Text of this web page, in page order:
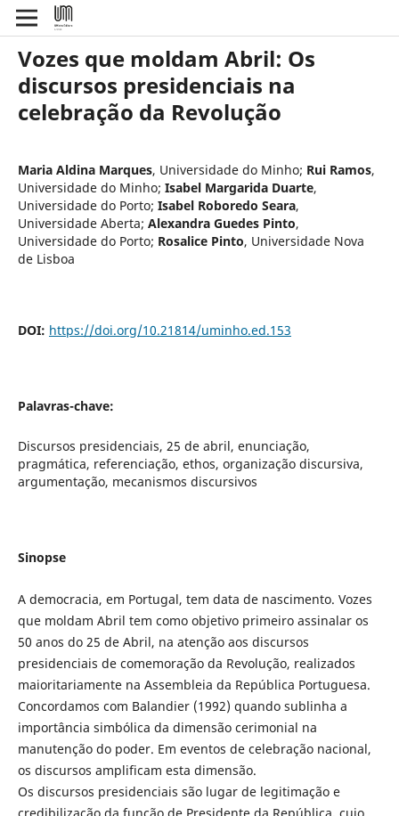
Vozes que moldam Abril: Os
discursos presidenciais na
celebração da Revolução
Maria Aldina Marques, Universidade do Minho; Rui Ramos,
Universidade do Minho; Isabel Margarida Duarte,
Universidade do Porto; Isabel Roboredo Seara,
Universidade Aberta; Alexandra Guedes Pinto,
Universidade do Porto; Rosalice Pinto, Universidade Nova
de Lisboa
DOI: https://doi.org/10.21814/uminho.ed.153
Palavras-chave:
Discursos presidenciais, 25 de abril, enunciação,
pragmática, referenciação, ethos, organização discursiva,
argumentação, mecanismos discursivos
Sinopse
A democracia, em Portugal, tem data de nascimento. Vozes
que moldam Abril tem como objetivo primeiro assinalar os
50 anos do 25 de Abril, na atenção aos discursos
presidenciais de comemoração da Revolução, realizados
maioritariamente na Assembleia da República Portuguesa.
Concordamos com Balandier (1992) quando sublinha a
importância simbólica da dimensão cerimonial na
manutenção do poder. Em eventos de celebração nacional,
os discursos amplificam esta dimensão.
Os discursos presidenciais são lugar de legitimação e